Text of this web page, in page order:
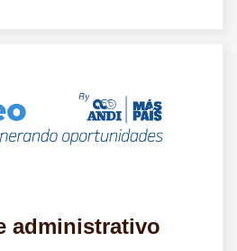
administrativo